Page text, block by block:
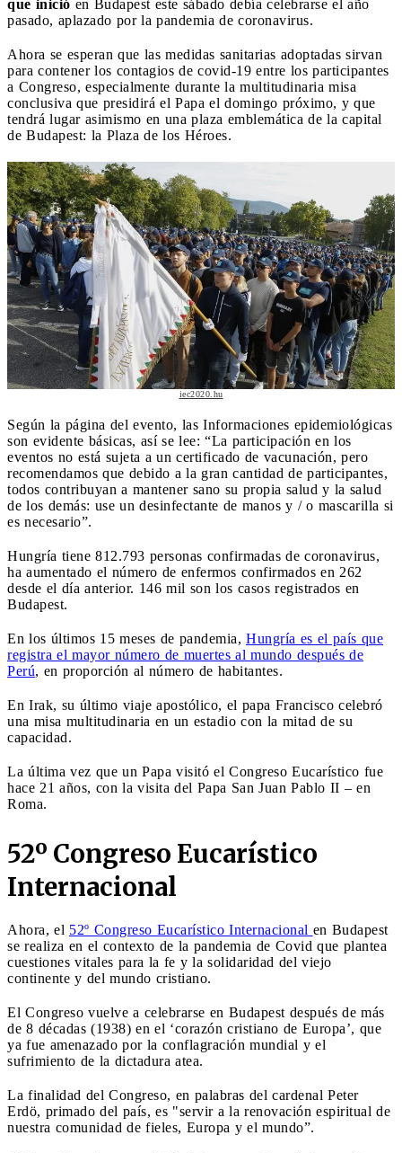
que inició en Budapest este sábado debía celebrarse el año
pasado, aplazado por la pandemia de coronavirus.
Ahora se esperan que las medidas sanitarias adoptadas sirvan
para contener los contagios de covid-19 entre los participantes
a Congreso, especialmente durante la multitudinaria misa
conclusiva que presidirá el Papa el domingo próximo, y que
tendrá lugar asimismo en una plaza emblemática de la capital
de Budapest: la Plaza de los Héroes.
iec2020.hu
Según la página del evento, las Informaciones epidemiológicas
son evidente básicas, así se lee: “La participación en los
eventos no está sujeta a un certificado de vacunación, pero
recomendamos que debido a la gran cantidad de participantes,
todos contribuyan a mantener sano su propia salud y la salud
de los demás: use un desinfectante de manos y / o mascarilla si
es necesario”.
Hungría tiene 812.793 personas confirmadas de coronavirus,
ha aumentado el número de enfermos confirmados en 262
desde el día anterior. 146 mil son los casos registrados en
Budapest.
En los últimos 15 meses de pandemia, Hungría es el país que
registra el mayor número de muertes al mundo después de
Perú, en proporción al número de habitantes.
En Irak, su último viaje apostólico, el papa Francisco celebró
una misa multitudinaria en un estadio con la mitad de su
capacidad.
La última vez que un Papa visitó el Congreso Eucarístico fue
hace 21 años, con la visita del Papa San Juan Pablo II – en
Roma.
52º Congreso Eucarístico
Internacional
Ahora, el 52º Congreso Eucarístico Internacional en Budapest
se realiza en el contexto de la pandemia de Covid que plantea
cuestiones vitales para la fe y la solidaridad del viejo
continente y del mundo cristiano.
El Congreso vuelve a celebrarse en Budapest después de más
de 8 décadas (1938) en el ‘corazón cristiano de Europa’, que
ya fue amenazado por la conflagración mundial y el
sufrimiento de la dictadura atea.
La finalidad del Congreso, en palabras del cardenal Peter
Erdö, primado del país, es "servir a la renovación espiritual de
nuestra comunidad de fieles, Europa y el mundo”.